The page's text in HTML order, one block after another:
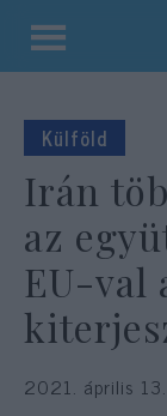
Kilépés
tartalomba
Külföld
Irán
az
EU-val
2021. április